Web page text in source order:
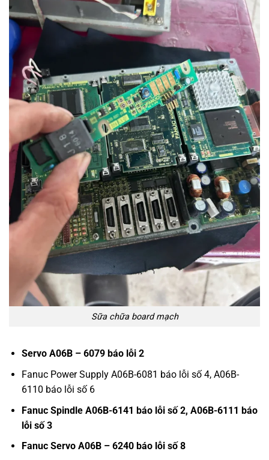
Sữa chữa board mạch
Servo A06B – 6079 báo lỗi 2
Fanuc Power Supply A06B-6081 báo lỗi số 4, A06B-
6110 báo lỗi số 6
Fanuc Spindle A06B-6141 báo lỗi số 2, A06B-6111 báo
lỗi số 3
Fanuc Servo A06B – 6240 báo lỗi số 8